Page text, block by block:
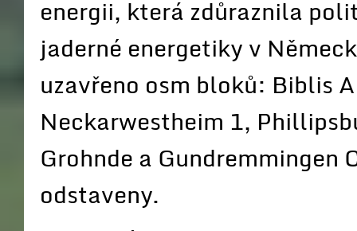
energii, která zdůraznila
jaderné energetiky v
uzavřeno osm bloků: Biblis
Neckarwestheim 1,
Grohnde a
odstaveny.